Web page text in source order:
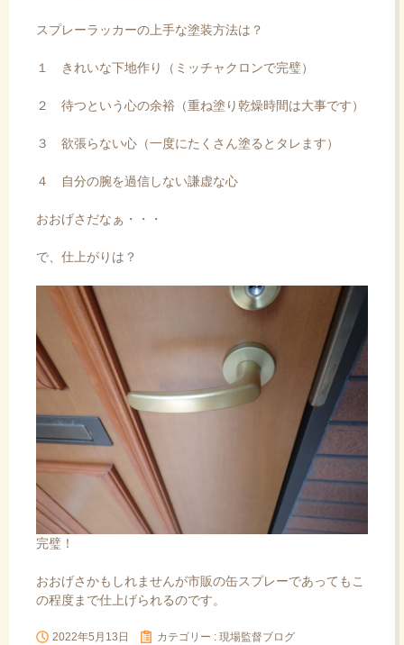
スプレーラッカーの上手な塗装方法は？
１ きれいな下地作り（ミッチャクロンで完璧）
２ 待つという心の余裕（重ね塗り乾燥時間は大事です）
３ 欲張らない心（一度にたくさん塗るとタレます）
４ 自分の腕を過信しない謙虚な心
おおげさだなぁ・・・
で、仕上がりは？
完璧！
おおげさかもしれませんが市販の缶スプレーであってもこ
の程度まで仕上げられるのです。
2022年5月13日 カテゴリー : 現場監督ブログ